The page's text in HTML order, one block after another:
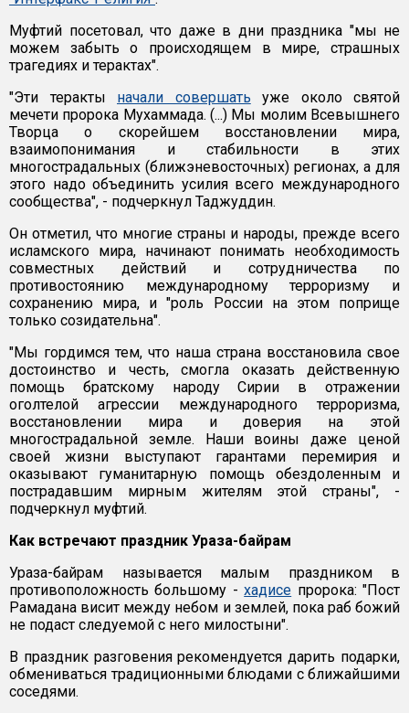
Муфтий посетовал, что даже в дни праздника "мы не
можем забыть о происходящем в мире, страшных
трагедиях и терактах".
"Эти теракты начали совершать уже около святой
мечети пророка Мухаммада. (...) Мы молим Всевышнего
Творца о скорейшем восстановлении мира,
взаимопонимания и стабильности в этих
многострадальных (ближэневосточных) регионах, а для
этого надо объединить усилия всего международного
сообщества", - подчеркнул Таджуддин.
Он отметил, что многие страны и народы, прежде всего
исламского мира, начинают понимать необходимость
совместных действий и сотрудничества по
противостоянию международному терроризму и
сохранению мира, и "роль России на этом поприще
только созидательна".
"Мы гордимся тем, что наша страна восстановила свое
достоинство и честь, смогла оказать действенную
помощь братскому народу Сирии в отражении
оголтелой агрессии международного терроризма,
восстановлении мира и доверия на этой
многострадальной земле. Наши воины даже ценой
своей жизни выступают гарантами перемирия и
оказывают гуманитарную помощь обездоленным и
пострадавшим мирным жителям этой страны", -
подчеркнул муфтий.
Как встречают праздник Ураза-байрам
Ураза-байрам называется малым праздником в
противоположность большому -хадисе пророка: "Пост
Рамадана висит между небом и землей, пока раб божий
не подаст следуемой с него милостыни".
В праздник разговения рекомендуется дарить подарки,
обмениваться традиционными блюдами с ближайшими
соседями.